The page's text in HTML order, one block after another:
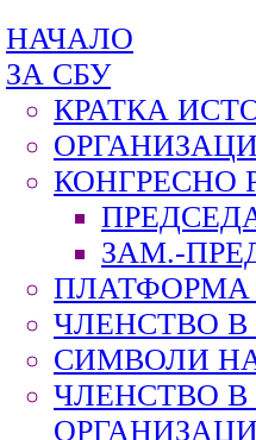
НАЧАЛО
ЗА СБУ
КРАТКА
КОНГРЕСНО
ЗАМ.-
ПЛАТФОРМА
ЧЛЕНСТВО В
СИМВОЛИ
ЧЛЕНСТВО